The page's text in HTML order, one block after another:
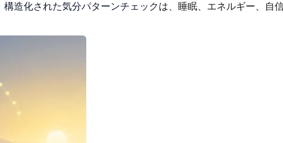
構造化された気分パターンチェックは、睡眠、エネルギー、自